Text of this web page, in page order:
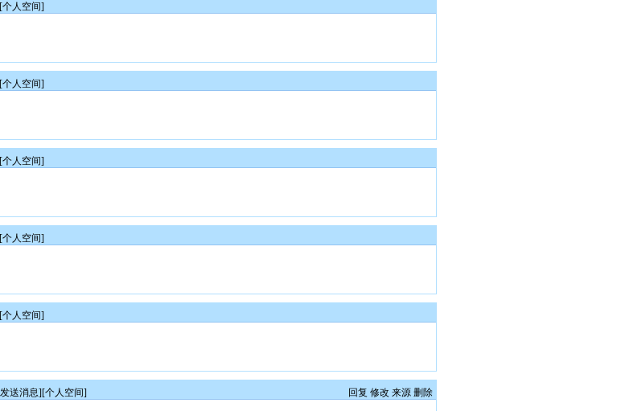
个人空间]
个人空间]
个人空间]
个人空间]
个人空间]
发送消息][个人空间] 回复 修改 来源 删除